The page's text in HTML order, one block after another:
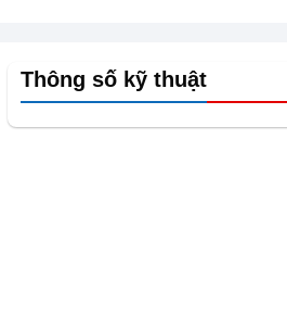
Thông số kỹ thuật